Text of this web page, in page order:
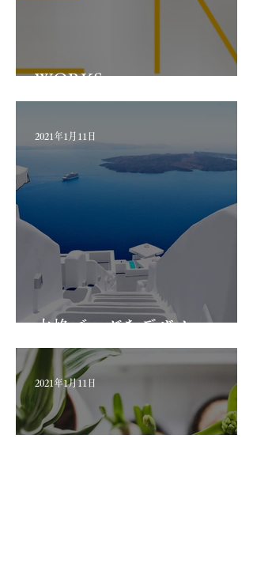
WORKS test
本格ブログをデザイン
2021年1月11日
2021年1月11日